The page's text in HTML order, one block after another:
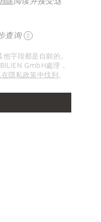
查询
字段都是自願的。
GmbH處理，
隱私政策中找到。